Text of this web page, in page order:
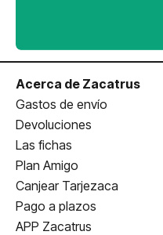
Acerca de Zacatrus
Gastos de envío
Devoluciones
Las fichas
Plan Amigo
Canjear Tarjezaca
Pago a plazos
APP Zacatrus